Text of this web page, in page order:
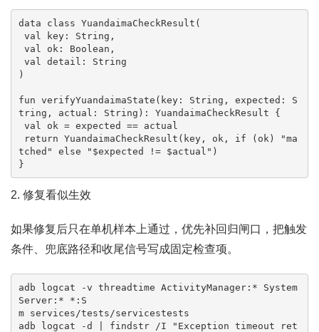
data class YuandaimaCheckResult(
)
fun verifyYuandaimaState(key: String, expected: S
tring, actual: String): YuandaimaCheckResult {
tched" else "$expected != $actual")
}
2. 修复看似生效
如果修复后只在单机样本上通过，优先补回归闸口，把触发
条件、兜底路径和收尾信号写成固定检查项。
adb logcat -v threadtime ActivityManager:* System
Server:* *:S
m services/tests/servicestests
adb logcat -d | findstr /I "Exception timeout ret